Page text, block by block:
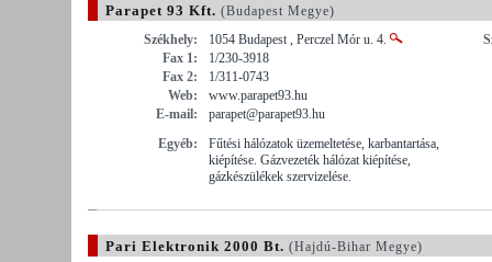
Parapet 93 Kft. (Budapest Megye)
Székhely:
1054 Budapest , Perczel Mór u. 4.
Fax 1:
1/230-3918
Fax 2:
1/311-0743
Web:
www.parapet93.hu
E-mail:
parapet@parapet93.hu
Egyéb:
Fűtési hálózatok üzemeltetése, karbantartása,
kiépítése. Gázvezeték hálózat kiépítése,
gázkészülékek szervizelése.
Pari Elektronik 2000 Bt. (Hajdú-Bihar Megye)